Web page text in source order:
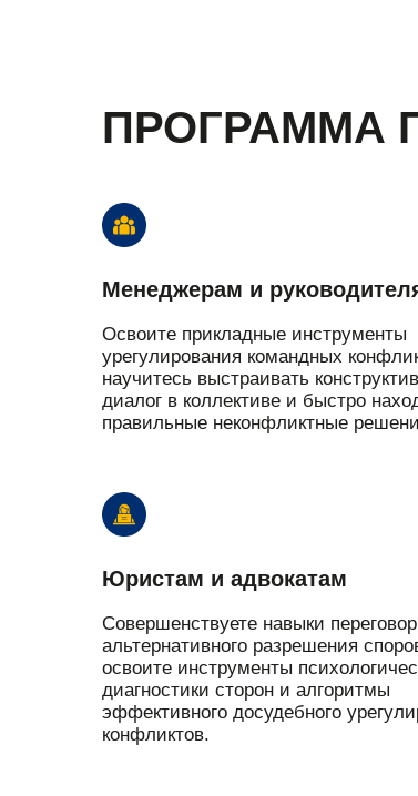
ПРОГРАММА
Менеджерам и
Освоите прикладные инструменты
урегулирования командных
научитесь выстраивать
диалог в коллективе и быстро
правильные неконфликтные
Юристам и адвокатам
Совершенствуете навыки
альтернативного разрешения
освоите инструменты
диагностики сторон и алгоритмы
эффективного досудебного
конфликтов.